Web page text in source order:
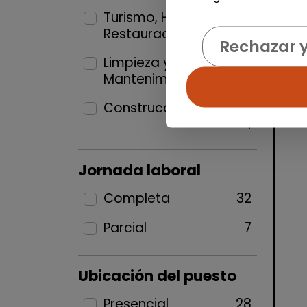
Turismo, Hostelería y
Restauración
Limpieza y
Mantenimiento
Construcción y Oficios
1
Jornada laboral
Completa
32
Parcial
7
Ubicación del puesto
Rechazar